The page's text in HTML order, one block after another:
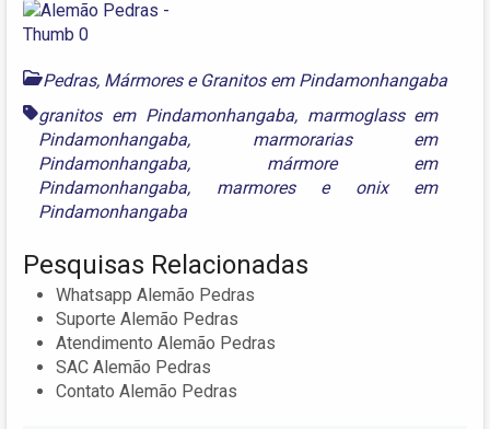
Pedras, Mármores e Granitos em Pindamonhangaba
granitos em Pindamonhangaba, marmoglass em
Pindamonhangaba, marmorarias em
Pindamonhangaba, mármore em
Pindamonhangaba, marmorese onix em
Pindamonhangaba
Pesquisas Relacionadas
Whatsapp Alemão Pedras
Suporte Alemão Pedras
Atendimento Alemão Pedras
SAC Alemão Pedras
Contato Alemão Pedras